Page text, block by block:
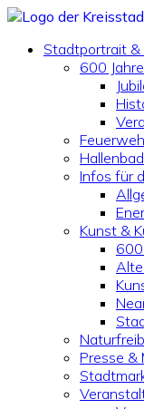
Stadtportrait &
600
Hallenbad
Infos für
Kunst &
Presse &